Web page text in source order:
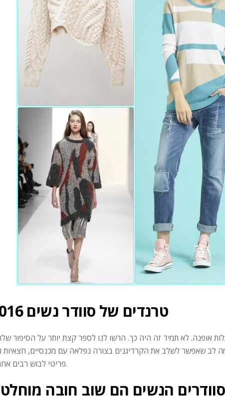
טרנדים של סוודר נשים 2016
אופנה. לא תמיד זה היה כך. הרשו לנו לספר קצת יותר על הסיפור
לב שאפשר לשלב את הקרדיגנים בצורה נפלאה עם מכנסיים, חצאיות
פריטי לבוש רבים אחרים.
הנשים הם שוב חובה